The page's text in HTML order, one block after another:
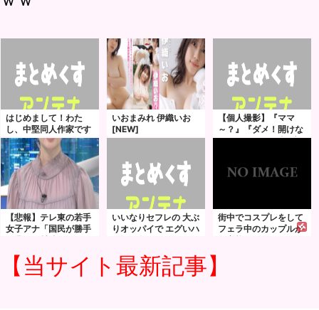
はじめまして！わた
し、中堅同人作家です
いおまみれ 伊織いお
[NEW]
【個人撮影】『ママ
～？』『ダメ！開けな
いで…ｱﾝｱﾝッ』隣の部
母さん
【悲報】テレ東の若手
女子アナ「国民が勝手
に我々取材陣にカメラ
のつもりだと炎上ｗｗ
ｗｗｗｗｗｗｗｗｗ
いいなりセフレの 大ぶ
りオッパイで エグいハ
メ撮り 撮りました！
街中でコスプレをして
フェラ中のカップルが
ド変態すぎて周りが引
【当サイト最新記事】